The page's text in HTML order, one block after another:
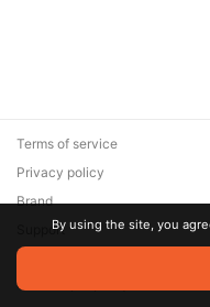
© 2026 Zaya Solutions
are the property of their
Terms of service
Privacy policy
Brand
SupportBy using the site, you